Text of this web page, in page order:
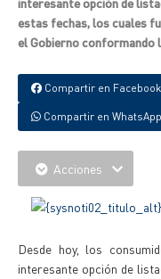
estas fechas, los cuales
el Gobierno conformando
Compartir en Facebook
Compartir en WhatsApp
Acciones
Desde hoy, los
interesante opción de